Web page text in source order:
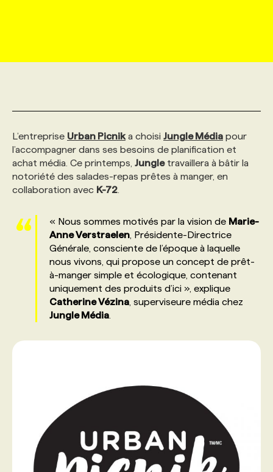
INITIATIVES NUMÉRIQUES
PRIX ET DISTINCTIONS
TENDANCES
MARKETING DURABLE
GEO/SEO
ÉVÉNEMENTIEL
NOS AUTEUR‧RICES
ANNONCEZ AVEC NOUS
PROFIL ENTREPRISE
FAQ
ANNONCEZ AVEC NOUS
PROFIL CANDIDAT
ANNONCEZ AVEC NOUS
NOS PARCOURS DE FORMATIONS
FORMATIONS PERSONNALISÉES
NOS FORMATEUR‧RICES
POURQUOI CHOISIR NOS FORMATIONS
NOS TARIFS
PROGRAMMES DE SUBVENTIONS
FAQ
SERVICE DE CHASSE DE TÊTE
NOS TARIFS
NOS EXPERTISES
FAQ
ANNONCEZ AVEC NOUS
L’entreprise Urban Picnika choisi Jungle Média pour
l’accompagner dans ses besoins de planification et
achat média. Ce printemps, Jungletravaillera à bâtir la
notoriété des salades-repas prêtes à manger, en
collaboration avec K-72
« Nous sommes motivés par la vision de Marie-
Anne Verstraelen , Présidente-Directrice
Générale, consciente de l’époque à laquelle
nous vivons, qui propose un concept de prêt-
à-manger simple et écologique, contenant
uniquement des produits d’ici », explique
Catherine Vézina , superviseure média chez
Jungle Média